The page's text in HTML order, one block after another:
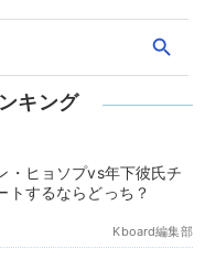
キング
・ヒョソプvs年下彼氏チ
するならどっち？
Kboard編集部